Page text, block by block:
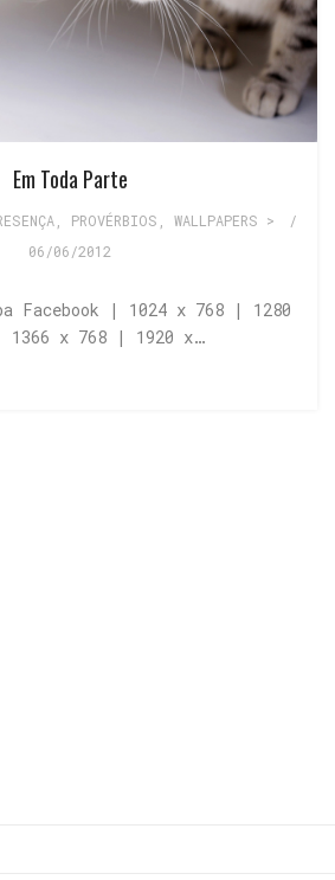
Em Toda Parte
, PROVÉRBIOS WALLPAPERS >
/
06/06/2012
Facebook | 1024 x 768 | 1280
1366 x 768 | 1920 x…